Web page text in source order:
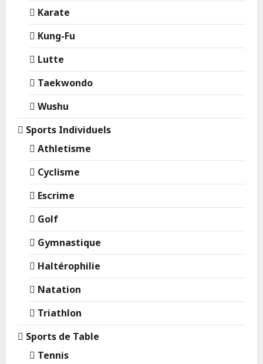
Karate
Kung-Fu
Lutte
Taekwondo
Wushu
Sports Individuels
Athletisme
Cyclisme
Escrime
Golf
Gymnastique
Haltérophilie
Natation
Triathlon
Sports de Table
Tennis